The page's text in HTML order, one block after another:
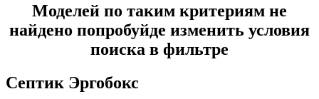
Моделей по таким критериям не
найдено попробуйде изменить условия
поиска в фильтре
Септик Эргобокс